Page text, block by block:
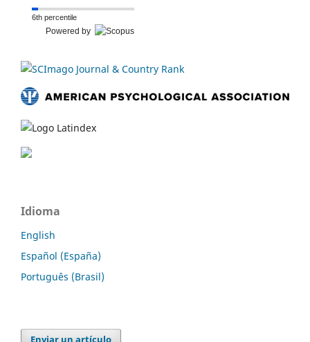
6th percentile
Powered by
Idioma
English
Español (España)
Português (Brasil)
Enviar un artículo